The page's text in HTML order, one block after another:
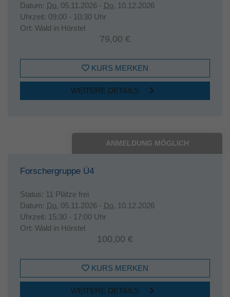
Datum: Do. 05.11.2026 - Do. 10.12.2026
Uhrzeit: 09:00 - 10:30 Uhr
Ort: Wald in Hörstel
79,00 €
KURS MERKEN
WEITERE DETAILS
ANMELDUNG MÖGLICH
Forschergruppe Ü4
Status: 11 Plätze frei
Datum: Do. 05.11.2026 - Do. 10.12.2026
Uhrzeit: 15:30 - 17:00 Uhr
Ort: Wald in Hörstel
100,00 €
KURS MERKEN
WEITERE DETAILS